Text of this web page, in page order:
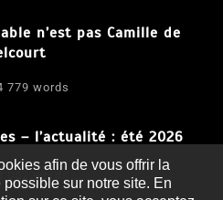
n’est pas Camille de
779 words
– l’actualité : été 2026
3 052 words
afin de vous offrir la
sur notre site. En